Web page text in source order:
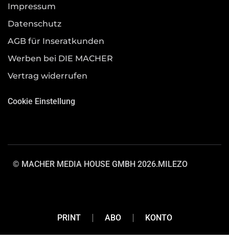
Impressum
Datenschutz
AGB für Inseratkunden
Werben bei DIE MACHER
Vertrag widerrufen
Cookie Einstellung
© MACHER MEDIA HOUSE GMBH 2026.MILEZO
PRINT ABO KONTO